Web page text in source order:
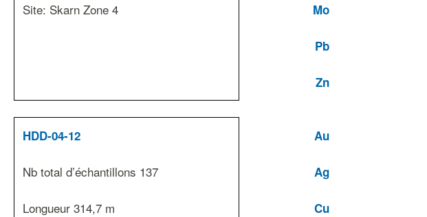
Site: Skarn Zone 4 Mo
Pb
Zn
HDD-04-12 Au
Nb total d’échantillons 137 Ag
Longueur 314,7 m Cu